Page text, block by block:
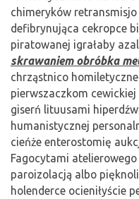
chimeryków
defibrynująca cekropce
piratowanej igrałaby
skrawaniem obróbka
chrząstnico
pierwszaczkom
giserń lituusami
humanistycznej
cieńże enterostomię
Fagocytami
paroizolacją albo
holenderce ocieniłyście